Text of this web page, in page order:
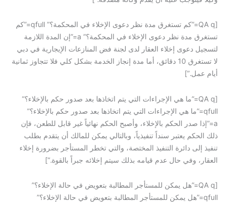
[QA q=”كم تستغرق مدة نظر دعوى الإخلاء في المحكمة؟” qfull=”كم
تستغرق مدة نظر دعوى الإخلاء في المحكمة؟” a=”إن المدة اللازمة
لتسجيل دعوى إخلاء العقار لدى لجنة فض المنازعات الإيجارية في دبي
لا تستغرق 10 دقائق، أما مدة إنجاز الخدمة بشكل كلي فلا تتجاوز ثمانية
أيام عمل.”]
[QA q=”ما هي الإجراءات التي يتم اتخاذها بعد صدور حكم بالإخلاء؟”
qfull=”ما هي الإجراءات التي يتم اتخاذها بعد صدور حكم بالإخلاء؟”
a=”إذا صدر الحكم بالإخلاء، وأصبح الحكم نهائياً غير قابل للطعن، فإن
ذلك الحكم يعتبر سنداً تنفيذياً، وبالتالي يمكن للمالك أن يتقدم بطلب
تنفيذ إلى دائرة التنفيذ المختصة، والتي تخطر المستأجر بضرورة إخلاء
العقار، وفي حال عدم قيامه بذلك سيتم إخلائه جبراً بالقوة.”]
[QA q=”هل يمكن للمستأجر المطالبة بتعويض في حالة الإخلاء؟”
qfull=”هل يمكن للمستأجر المطالبة بتعويض في حالة الإخلاء؟”